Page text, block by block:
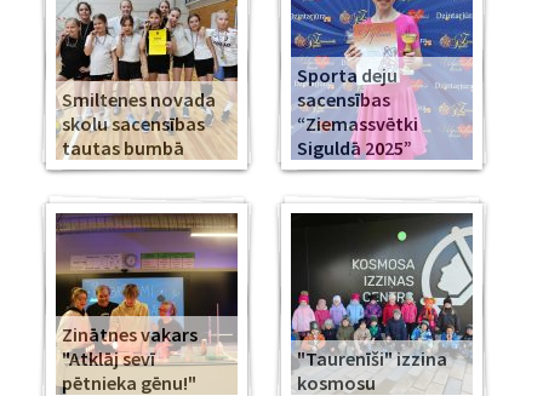
Smiltenes novada
skolu sacensības
tautas bumbā
Sporta deju
sacensības
“Ziemassvētki
Siguldā 2025”
Zinātnes vakars
"Atklāj sevī
pētnieka gēnu!"
"Taurenīši" izzina
kosmosu